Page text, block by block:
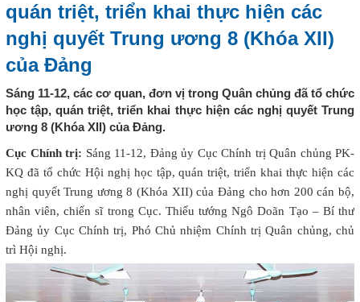
quán triệt, triển khai thực hiện các
nghị quyết Trung ương 8 (Khóa XII)
của Đảng
Sáng 11-12, các cơ quan, đơn vị trong Quân chủng đã tổ chức
học tập, quán triệt, triển khai thực hiện các nghị quyết Trung
ương 8 (Khóa XII) của Đảng.
Cục Chính trị: Sáng 11-12, Đảng ủy Cục Chính trị Quân chủng PK-
KQ đã tổ chức Hội nghị học tập, quán triệt, triển khai thực hiện các
nghị quyết Trung ương 8 (Khóa XII) của Đảng cho hơn 200 cán bộ,
nhân viên, chiến sĩ trong Cục. Thiếu tướng Ngô Doãn Tạo – Bí thư
Đảng ủy Cục Chính trị, Phó Chủ nhiệm Chính trị Quân chủng, chủ
trì Hội nghị.